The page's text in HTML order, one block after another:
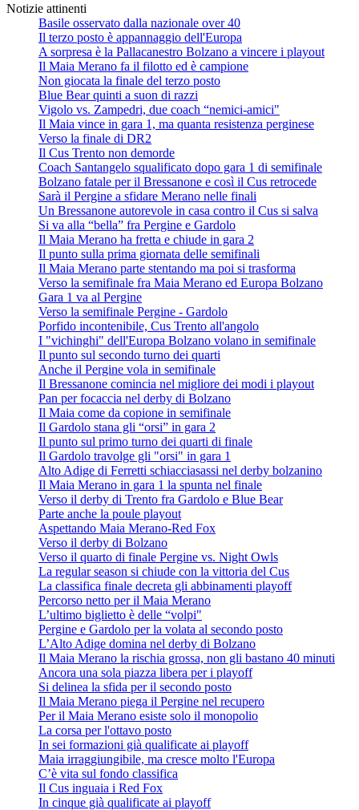
Notizie attinenti
Basile osservato dalla nazionale over 40
Il terzo posto è appannaggio dell'Europa
A sorpresa è la Pallacanestro Bolzano a vincere i playout
Il Maia Merano fa il filotto ed è campione
Non giocata la finale del terzo posto
Blue Bear quinti a suon di razzi
Vigolo vs. Zampedri, due coach “nemici-amici"
Il Maia vince in gara 1, ma quanta resistenza perginese
Verso la finale di DR2
Il Cus Trento non demorde
Coach Santangelo squalificato dopo gara 1 di semifinale
Bolzano fatale per il Bressanone e così il Cus retrocede
Sarà il Pergine a sfidare Merano nelle finali
Un Bressanone autorevole in casa contro il Cus si salva
Si va alla “bella” fra Pergine e Gardolo
Il Maia Merano ha fretta e chiude in gara 2
Il punto sulla prima giornata delle semifinali
Il Maia Merano parte stentando ma poi si trasforma
Verso la semifinale fra Maia Merano ed Europa Bolzano
Gara 1 va al Pergine
Verso la semifinale Pergine - Gardolo
Porfido incontenibile, Cus Trento all'angolo
I "vichinghi" dell'Europa Bolzano volano in semifinale
Il punto sul secondo turno dei quarti
Anche il Pergine vola in semifinale
Il Bressanone comincia nel migliore dei modi i playout
Pan per focaccia nel derby di Bolzano
Il Maia come da copione in semifinale
Il Gardolo stana gli “orsi” in gara 2
Il punto sul primo turno dei quarti di finale
Il Gardolo travolge gli "orsi" in gara 1
Alto Adige di Ferretti schiacciasassi nel derby bolzanino
Il Maia Merano in gara 1 la spunta nel finale
Verso il derby di Trento fra Gardolo e Blue Bear
Parte anche la poule playout
Aspettando Maia Merano-Red Fox
Verso il derby di Bolzano
Verso il quarto di finale Pergine vs. Night Owls
La regular season si chiude con la vittoria del Cus
La classifica finale decreta gli abbinamenti playoff
Percorso netto per il Maia Merano
L’ultimo biglietto è delle “volpi"
Pergine e Gardolo per la volata al secondo posto
L’Alto Adige domina nel derby di Bolzano
Il Maia Merano la rischia grossa, non gli bastano 40 minuti
Ancora una sola piazza libera per i playoff
Si delinea la sfida per il secondo posto
Il Maia Merano piega il Pergine nel recupero
Per il Maia Merano esiste solo il monopolio
La corsa per l'ottavo posto
In sei formazioni già qualificate ai playoff
Maia irraggiungibile, ma cresce molto l'Europa
C’è vita sul fondo classifica
Il Cus inguaia i Red Fox
In cinque già qualificate ai playoff